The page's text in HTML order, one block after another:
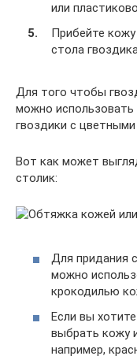
или
Прибейте
стола
Для того чтобы
можно
гвоздики с
Вот как может
столик:
Для придания
можно
крокодилью
Если вы
выбрать кожу
например,